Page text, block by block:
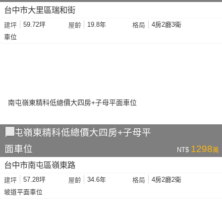
台中市大里區瑞和街
建坪 59.72坪 屋齡 19.8年 格局
4房2廳3衛
車位
南屯嶺東精科低總價大四房+子母平
面車位
NT$ 1298萬
台中市南屯區嶺東路
建坪 57.28坪 屋齡 34.6年 格局
4房2廳2衛
坡道平面車位